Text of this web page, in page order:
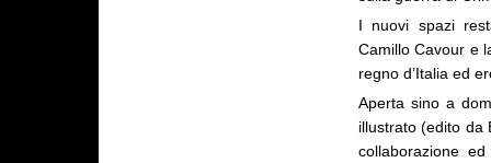
I nuovi spazi
Camillo Cavour e
regno d’Italia ed
Aperta sino a
illustrato (edito da
collaborazione